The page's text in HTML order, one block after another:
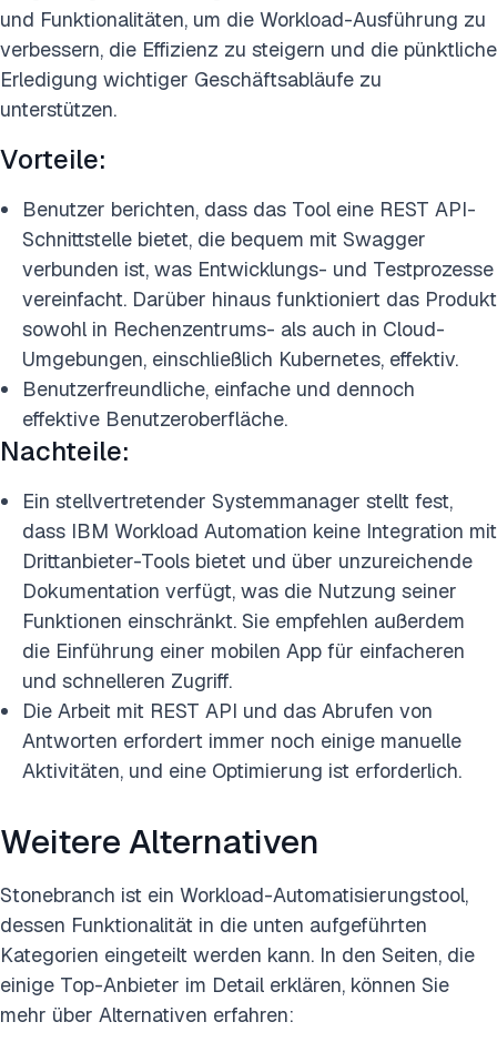
und Funktionalitäten, um die Workload-Ausführung zu
verbessern, die Effizienz zu steigern und die pünktliche
Erledigung wichtiger Geschäftsabläufe zu
unterstützen.
Vorteile:
Benutzer berichten, dass das Tool eine REST API-
Schnittstelle bietet, die bequem mit Swagger
verbunden ist, was Entwicklungs- und Testprozesse
vereinfacht. Darüber hinaus funktioniert das Produkt
sowohl in Rechenzentrums- als auch in Cloud-
Umgebungen, einschließlich Kubernetes, effektiv.
Benutzerfreundliche, einfache und dennoch
effektive Benutzeroberfläche.
Nachteile:
Ein stellvertretender Systemmanager stellt fest,
dass IBM Workload Automation keine Integration mit
Drittanbieter-Tools bietet und über unzureichende
Dokumentation verfügt, was die Nutzung seiner
Funktionen einschränkt. Sie empfehlen außerdem
die Einführung einer mobilen App für einfacheren
und schnelleren Zugriff.
Die Arbeit mit REST API und das Abrufen von
Antworten erfordert immer noch einige manuelle
Aktivitäten, und eine Optimierung ist erforderlich.
Weitere Alternativen
Stonebranch ist ein Workload-Automatisierungstool,
dessen Funktionalität in die unten aufgeführten
Kategorien eingeteilt werden kann. In den Seiten, die
einige Top-Anbieter im Detail erklären, können Sie
mehr über Alternativen erfahren: